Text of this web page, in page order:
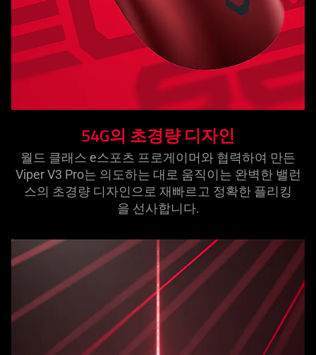
54G의 초경량 디자인
월드 클래스 e스포츠 프로게이머와 협력하여 만든
Viper V3 Pro는 의도하는 대로 움직이는 완벽한 밸런
스의 초경량 디자인으로 재빠르고 정확한 플리킹
을 선사합니다.